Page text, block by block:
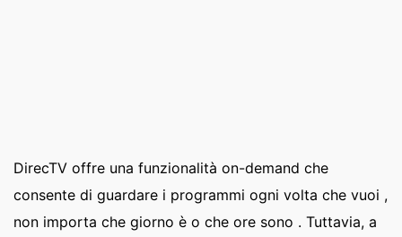
DirecTV offre una funzionalità on-demand che
consente di guardare i programmi ogni volta che vuoi ,
non importa che giorno è o che ore sono . Tuttavia, a